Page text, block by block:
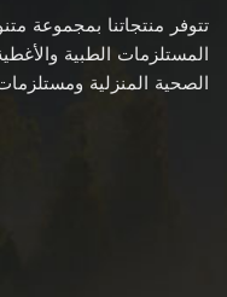
تتوفر منتجاتنا بمجموعة
المستلزمات الطبية
الصحية المنزلية